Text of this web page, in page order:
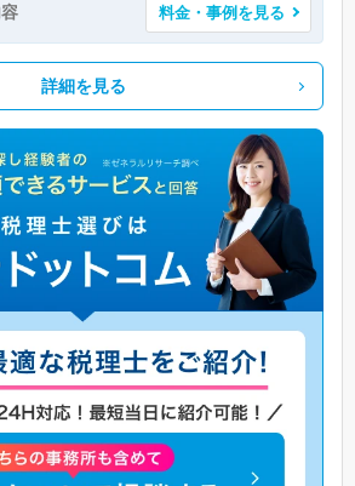
料金・事例を見る
詳細を見る